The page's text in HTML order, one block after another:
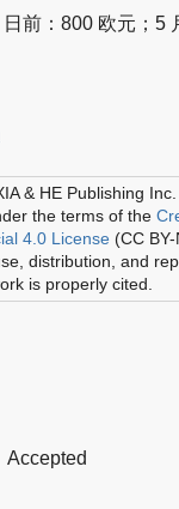
前：800 欧元；5
& HE Publishing Inc.
the terms of the
4.0 License (CC
distribution, and
is properly cited.
Accepted